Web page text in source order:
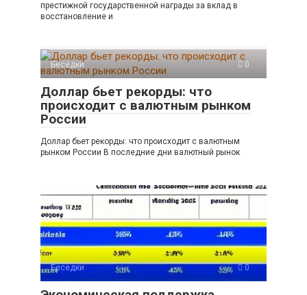
престижной государственной награды за вклад в
восстановление и
Беседки 0
Доллар бьет рекорды: что
происходит с валютным рынком
России
Доллар бьет рекорды: что происходит с валютным
рынком России В последние дни валютный рынок
Беседки 0